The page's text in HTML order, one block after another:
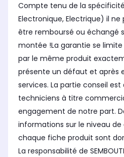
Compte tenu de la
Electronique, Electrique) il
être remboursé ou échangé
montée !La garantie se
par le même produit
présente un défaut et après
services. La partie conseil est
techniciens à titre
engagement de notre part.
informations sur le niveau
chaque fiche produit sont
La responsabilité de